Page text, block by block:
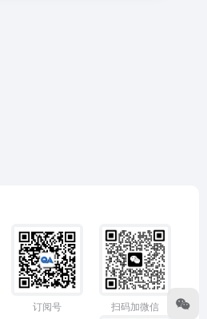
订阅号 扫码加微信